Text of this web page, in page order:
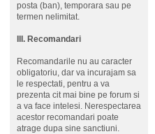
posta (ban), temporara sau pe
termen nelimitat.
III. Recomandari
Recomandarile nu au caracter
obligatoriu, dar va incurajam sa
le respectati, pentru a va
prezenta cit mai bine pe forum si
a va face intelesi. Nerespectarea
acestor recomandari poate
atrage dupa sine sanctiuni.